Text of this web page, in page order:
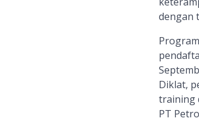
dengan
Diklat,
training
PT